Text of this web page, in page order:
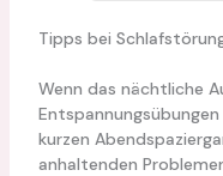
Tipps bei
Wenn das nächtliche
kurzen
anhaltenden